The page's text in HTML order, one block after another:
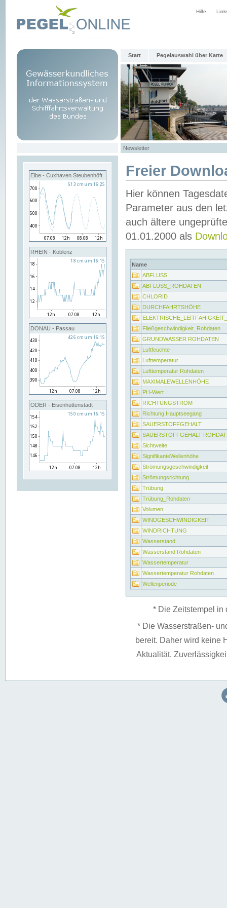
Hilfe
Start Pegelauswahl über Karte
Newsletter
Elbe - Cuxhaven Steubenhöft
RHEIN - Koblenz
DONAU - Passau
ODER - Eisenhüttenstadt
Freier
Hier können
Parameter aus den
auch ältere
01.01.2000 als
Name
ABFLUSS
ABFLUSS_ROHDATEN
CHLORID
DURCHFAHRTSHÖHE
Fließgeschwindigkeit_Rohdaten
GRUNDWASSER ROHDATEN
Luftfeuchte
Lufttemperatur
Lufttemperatur Rohdaten
MAXIMALEWELLENHÖHE
PH-Wert
RICHTUNGSTROM
Richtung Hauptseegang
SAUERSTOFFGEHALT
SAUERSTOFFGEHALT
Sichtweite
SignifikanteWellenhöhe
Strömungsgeschwindigkeit
Strömungsrichtung
Trübung
Trübung_Rohdaten
Volumen
WINDGESCHWINDIGKEIT
WINDRICHTUNG
Wasserstand
Wasserstand Rohdaten
Wassertemperatur
Wassertemperatur Rohdaten
Wellenperiode
* Die Zeitstempel in
* Die Wasserstraßen-
bereit. Daher wird keine
Aktualität,